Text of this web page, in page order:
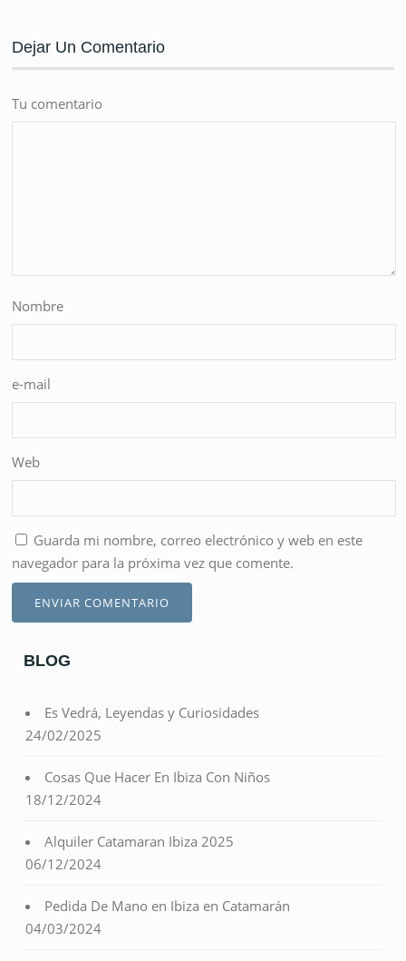
Dejar Un Comentario
Tu comentario
Nombre
e-mail
Web
Guarda mi nombre, correo electrónico y web en este
navegador para la próxima vez que comente.
BLOG
Es Vedrá, Leyendas y Curiosidades
24/02/2025
Cosas Que Hacer En Ibiza Con Niños
18/12/2024
Alquiler Catamaran Ibiza 2025
06/12/2024
Pedida De Mano en Ibiza en Catamarán
04/03/2024